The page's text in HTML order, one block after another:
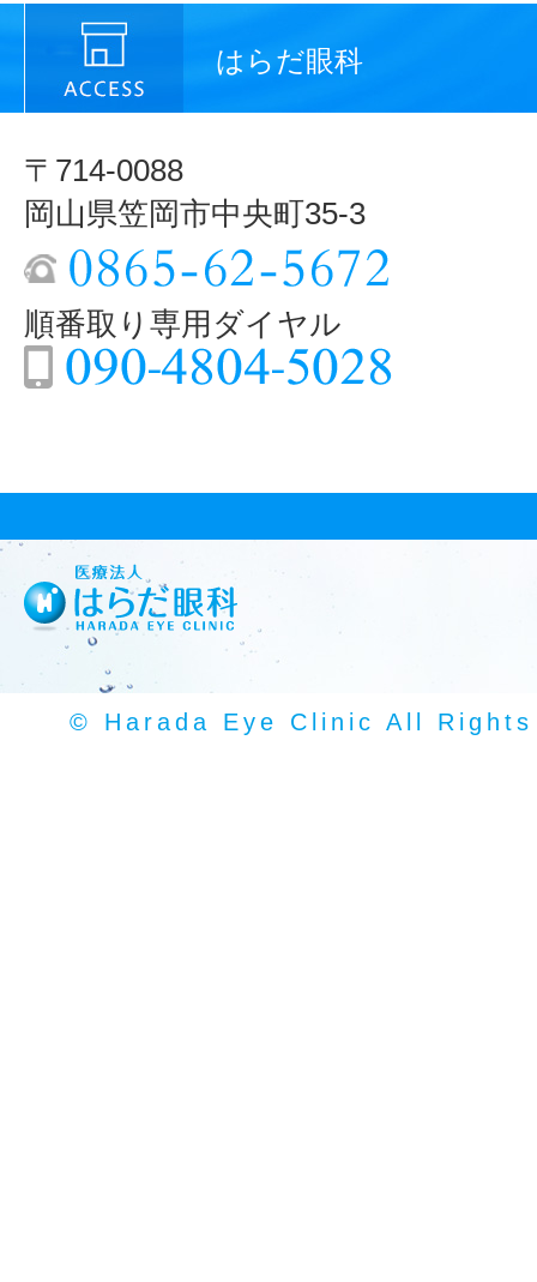
はらだ眼科
〒714-0088
岡山県笠岡市中央町35-3
順番取り専用ダイヤル
© Harada Eye Clinic All